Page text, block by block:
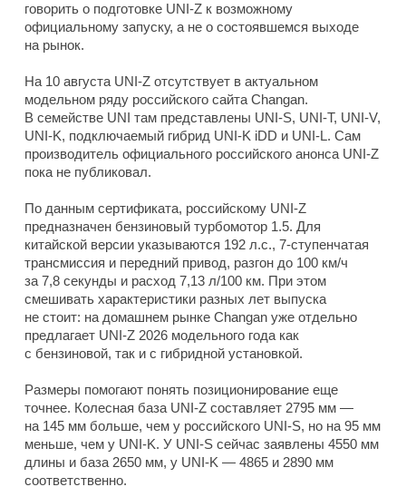
говорить о подготовке UNI-Z к возможному
официальному запуску, а не о состоявшемся выходе
на рынок.
На 10 августа UNI-Z отсутствует в актуальном
модельном ряду российского сайта Changan.
В семействе UNI там представлены UNI-S, UNI-T, UNI-V,
UNI-K, подключаемый гибрид UNI-K iDD и UNI-L. Сам
производитель официального российского анонса UNI-Z
пока не публиковал.
По данным сертификата, российскому UNI-Z
предназначен бензиновый турбомотор 1.5. Для
китайской версии указываются 192 л.с., 7-ступенчатая
трансмиссия и передний привод, разгон до 100 км/ч
за 7,8 секунды и расход 7,13 л/100 км. При этом
смешивать характеристики разных лет выпуска
не стоит: на домашнем рынке Changan уже отдельно
предлагает UNI-Z 2026 модельного года как
с бензиновой, так и с гибридной установкой.
Размеры помогают понять позиционирование еще
точнее. Колесная база UNI-Z составляет 2795 мм —
на 145 мм больше, чем у российского UNI-S, но на 95 мм
меньше, чем у UNI-K. У UNI-S сейчас заявлены 4550 мм
длины и база 2650 мм, у UNI-K — 4865 и 2890 мм
соответственно.